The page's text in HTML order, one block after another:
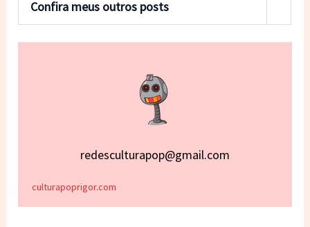
Confira meus outros posts
redesculturapop@gmail.com
culturapoprigor.com